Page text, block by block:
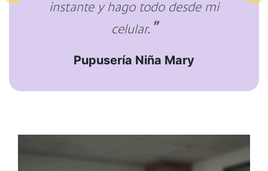
instante y hago todo desde mi
celular. "
Pupusería Niña Mary